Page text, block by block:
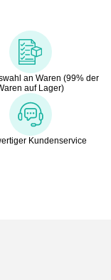
an Waren (99% der
auf Lager)
Kundenservice